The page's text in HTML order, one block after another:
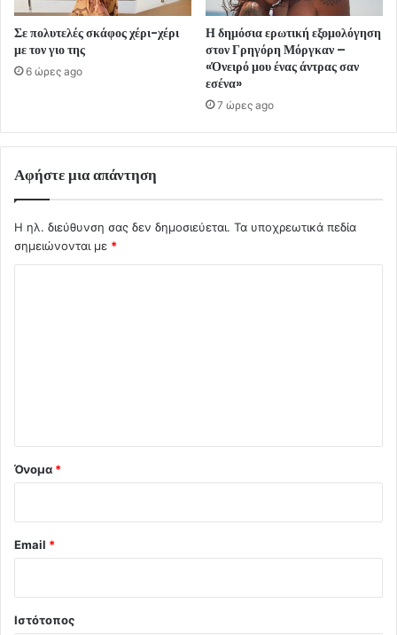
Σε πολυτελές σκάφος χέρι-χέρι
με τον γιο της
6 ώρες ago
Η δημόσια ερωτική εξομολόγηση
στον Γρηγόρη Μόργκαν –
«Όνειρό μου ένας άντρας σαν
εσένα»
7 ώρες ago
Αφήστε μια απάντηση
Η ηλ. διεύθυνση σας δεν δημοσιεύεται. Τα υποχρεωτικά πεδία
σημειώνονται με *
Όνομα *
Email *
Ιστότοπος